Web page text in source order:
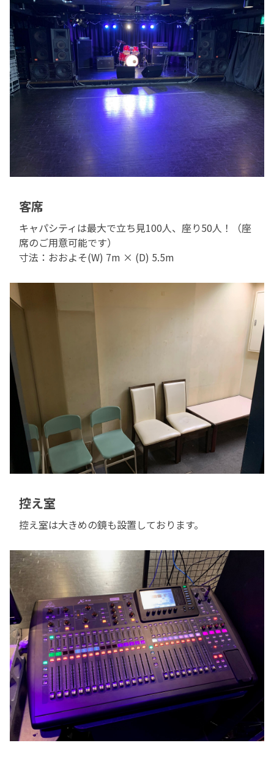
客席
キャパシティは最大で立ち見100人、座り50人！（座
席のご用意可能です）
寸法：おおよそ(W) 7m × (D) 5.5m
控え室
控え室は大きめの鏡も設置しております。